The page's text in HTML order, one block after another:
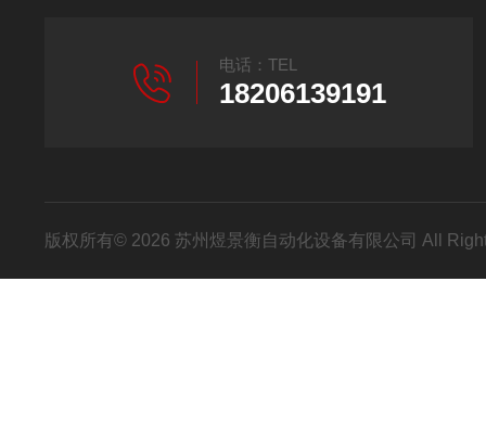
电话：TEL
18206139191
版权所有© 2026 苏州煜景衡自动化设备有限公司 All